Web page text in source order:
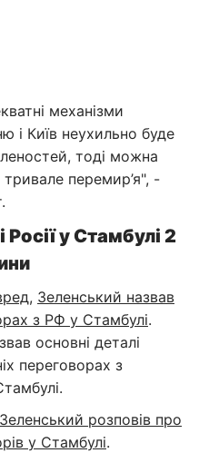
механізми
і Київ неухильно буде
тоді можна
перемир’я", -
у Стамбулі 2
, Зеленський назвав
з РФ у Стамбулі.
основні деталі
переговорах з
Зеленський розповів про
у Стамбулі.